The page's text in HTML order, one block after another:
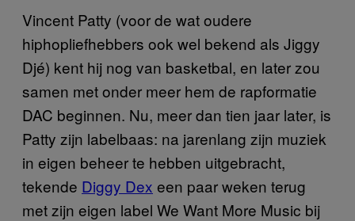
Vincent Patty (voor de wat oudere
hiphopliefhebbers ook wel bekend als Jiggy
Djé) kent hij nog van basketbal, en later zou
samen met onder meer hem de rapformatie
DAC beginnen. Nu, meer dan tien jaar later, is
Patty zijn labelbaas: na jarenlang zijn muziek
in eigen beheer te hebben uitgebracht,
tekende Diggy Dex een paar weken terug
met zijn eigen label We Want More Music bij